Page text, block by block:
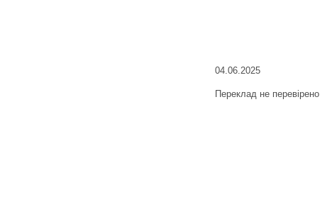
04.06.2025
Переклад не перевірено